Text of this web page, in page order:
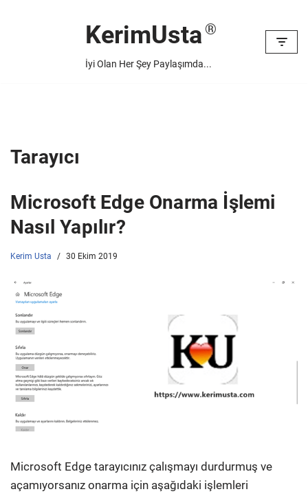
KerimUsta
İyi Olan Her Şey Paylaşımda...
Tarayıcı
Microsoft Edge Onarma İşlemi
Nasıl Yapılır?
Kerim Usta 30 Ekim 2019
Microsoft Edge tarayıcınız çalışmayı durdurmuş ve
açamıyorsanız onarma için aşağıdaki işlemleri